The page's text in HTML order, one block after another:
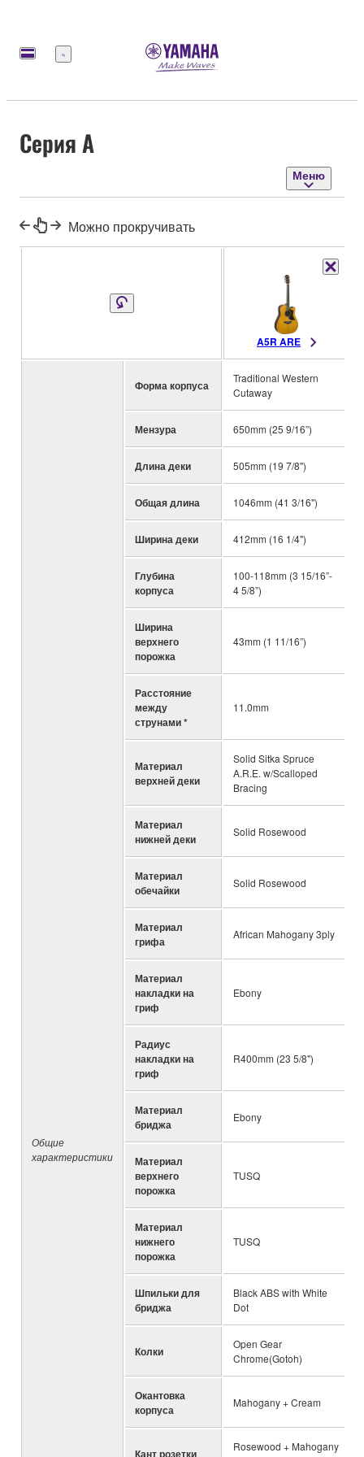
Меню
Серия A
Меню
Можно прокручивать
A5R ARE
Общие
характеристики
Форма корпуса
Traditional Western
Cutaway
Мензура 650mm (25 9/16”)
Длина деки 505mm (19 7/8")
Общая длина 1046mm (41 3/16")
Ширина деки 412mm (16 1/4")
Глубина
корпуса
100-118mm (3 15/16”-
4 5/8”)
Ширина
верхнего
порожка
43mm (1 11/16”)
Расстояние
между
струнами *
11.0mm
Материал
верхней деки
Solid Sitka Spruce
A.R.E. w/Scalloped
Bracing
Материал
нижней деки
Solid Rosewood
Материал
обечайки
Solid Rosewood
Материал
грифа
African Mahogany 3ply
Материал
накладки на
гриф
Ebony
Радиус
накладки на
гриф
R400mm (23 5/8")
Материал
бриджа
Ebony
Материал
верхнего
порожка
TUSQ
Материал
нижнего
порожка
TUSQ
Шпильки для
бриджа
Black ABS with White
Dot
Колки
Open Gear
Chrome(Gotoh)
Окантовка
корпуса
Mahogany + Cream
Кант розетки
Rosewood + Mahogany